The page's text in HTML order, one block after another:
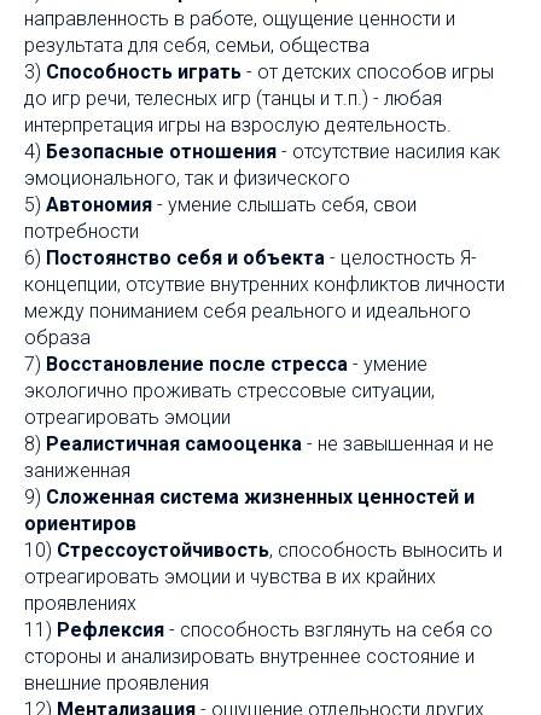
направленность в работе, ощущение ценности и
результата для себя, семьи, общества
3) Способность играть - от детских способов игры
до игр речи, телесных игр (танцы и т.п.) - любая
интерпретация игры на взрослую деятельность.
4) Безопасные отношения - отсутствие насилия как
эмоционального, так и физического
5) Автономия - умение слышать себя, свои
потребности
6) Постоянство себя и объекта - целостность Я-
концепции, отсутвие внутренних конфликтов личности
между пониманием себя реального и идеального
образа
7) Восстановление после стресса - умение
экологично проживать стрессовые ситуации,
отреагировать эмоции
8) Реалистичная самооценка - не завышенная и не
заниженная
9) Сложенная система жизненных ценностей и
ориентиров
10) Стрессоустойчивость, способность выносить и
отреагировать эмоции и чувства в их крайних
проявлениях
11) Рефлексия - способность взглянуть на себя со
стороны и анализировать внутреннее состояние и
внешние проявления
12) Ментализация - ощущение отдельности других